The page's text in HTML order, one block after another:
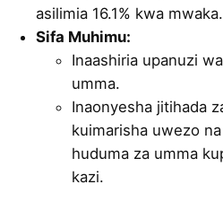
asilimia 16.1% kwa mwaka.
Sifa Muhimu:
Inaashiria upanuzi
umma.
Inaonyesha jitihada
kuimarisha uwezo
huduma za umma
kazi.